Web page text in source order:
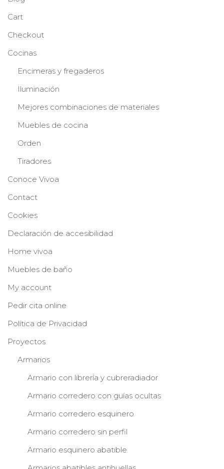
Cart
Checkout
Cocinas
Encimeras y fregaderos
Iluminación
Mejores combinaciones de materiales
Muebles de cocina
Orden
Tiradores
Conoce Vivoa
Contact
Cookies
Declaración de accesibilidad
Home vivoa
Muebles de baño
My account
Pedir cita online
Política de Privacidad
Proyectos
Armarios
Armario con librería y cubreradiador
Armario corredero con guías ocultas
Armario corredero esquinero
Armario corredero sin perfil
Armario esquinero abatible